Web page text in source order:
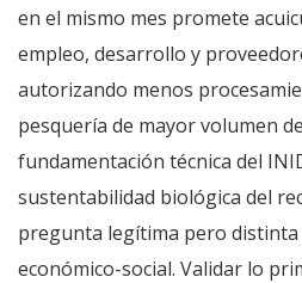
en el mismo mes promete
empleo, desarrollo y
autorizando menos
pesquería de mayor volumen
fundamentación técnica del
sustentabilidad biológica del
pregunta legítima pero
económico-social. Validar lo